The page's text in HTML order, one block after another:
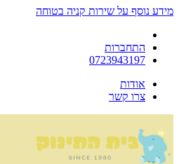
מידע נוסף על שירות קניה בטוחה
התחברות
0723943197
אודות
צרו קשר